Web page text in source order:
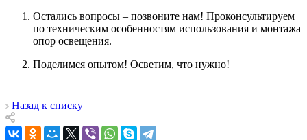
Остались вопросы – позвоните нам! Проконсультируем
по техническим особенностям использования и монтажа
опор освещения.
Поделимся опытом! Осветим, что нужно!
Назад к списку